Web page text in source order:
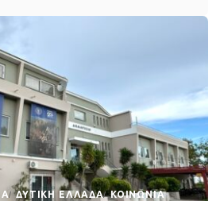
ΔΥΤΙΚΉ ΕΛΛΆΔΑ ΚΟΙΝΩΝΊΑ